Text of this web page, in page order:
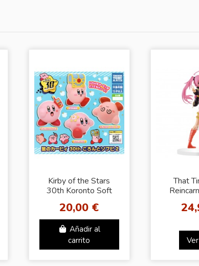
Kirby of the Stars
30th Koronto Soft
completo)
20,00 €
Añadir al
carrito
That